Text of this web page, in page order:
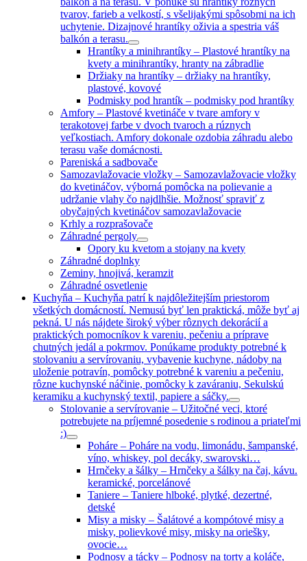
tvarov, farieb a velkostí, s všelijakými spôsobmi na ich
uchytenie. Dizajnové hrantíky oživia a spestria váš
balkón a terasu.
Hrantíky a minihrantíky – Plastové hrantíky na
kvety a minihrantíky, hranty na zábradlie
Držiaky na hrantíky – držiaky na hrantíky,
plastové, kovové
Podmisky pod hrantík – podmisky pod hrantíky
Amfory – Plastové kvetináče v tvare amfory v
terakotovej farbe v dvoch tvaroch a rúznych
veľkostiach. Amfory dokonale ozdobia záhradu alebo
terasu vaše domácnosti.
Pareniská a sadbovače
Samozavlažovacie vložky – Samozavlažovacie vložky
do kvetináčov, výborná pomôcka na polievanie a
udržanie vlahy čo najdlhšie. Možnosť spraviť z
obyčajných kvetináčov samozavlažovacie
Krhly a rozprašovače
Záhradné pergoly
Opory ku kvetom a stojany na kvety
Záhradné doplnky
Zeminy, hnojivá, keramzit
Záhradné osvetlenie
Kuchyňa – Kuchyňa patrí k najdôležitejším priestorom
všetkých domácností. Nemusú byť len praktická, môže byť aj
pekná. U nás nájdete široký výber rôznych dekorácií a
praktických pomocníkov k vareniu, pečeniu a príprave
chutných jedál a pokrmov. Ponúkame produkty potrebné k
stolovaniu a servírovaniu, vybavenie kuchyne, nádoby na
uloženie potravín, pomôcky potrebné k vareniu a pečeniu,
rôzne kuchynské náčinie, pomôcky k zaváraniu, Sekulskú
keramiku a kuchynský textil, papiere a sáčky.
Stolovanie a servírovanie – Užitočné veci, ktoré
potrebujete na príjemné posedenie s rodinou a priateľmi
:)
Poháre – Poháre na vodu, limonádu, šampanské,
víno, whiskey, pol decáky, swarovski…
Hrnčeky a šálky – Hrnčeky a šálky na čaj, kávu.
keramické, porcelánové
Taniere – Taniere hlboké, plytké, dezertné,
detské
Misy a misky – Šalátové a kompótové misy a
misky, polievkové misy, misky na oriešky,
ovocie…
Podnosy a tácky – Podnosy na torty a koláče,